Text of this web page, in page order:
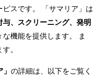
スです。 「サマリア」は
、スクリーニング、発明
機能を提供します。 ま
。
の詳細は、以下をご覧く